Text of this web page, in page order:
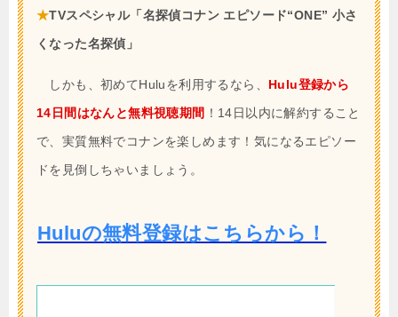
★TVスペシャル「名探偵コナン エピソード“ONE” 小さ
くなった名探偵」
しかも、初めてHuluを利用するなら、 Hulu登録から
14日間はなんと無料視聴期間 ！14日以内に解約すること
で、実質無料でコナンを楽しめます！気になるエピソー
ドを見倒しちゃいましょう。
Huluの無料登録はこちらから！